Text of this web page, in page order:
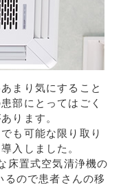
まり気にすること
部にとってはごく
ります。
も可能な限り取り
入しました。
床置式空気清浄機の
ので患者さんの移